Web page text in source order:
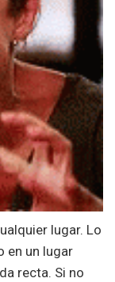
lugar. Lo
en un lugar
recta. Si no